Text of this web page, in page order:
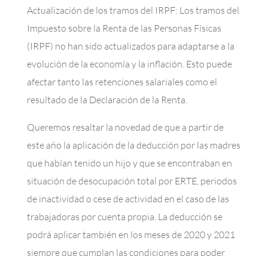
Actualización de los tramos del IRPF: Los tramos del
Impuesto sobre la Renta de las Personas Físicas
(IRPF) no han sido actualizados para adaptarse a la
evolución de la economía y la inflación. Esto puede
afectar tanto las retenciones salariales como el
resultado de la Declaración de la Renta.
Queremos resaltar la novedad de que a partir de
este año la aplicación de la deducción por las madres
que habían tenido un hijo y que se encontraban en
situación de desocupación total por ERTE, periodos
de inactividad o cese de actividad en el caso de las
trabajadoras por cuenta propia. La deducción se
podrá aplicar también en los meses de 2020 y 2021
siempre que cumplan las condiciones para poder